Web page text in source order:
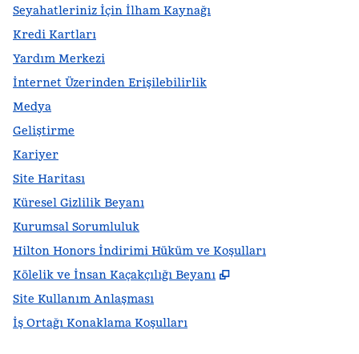
Seyahatleriniz İçin İlham Kaynağı
Kredi Kartları
Yardım Merkezi
İnternet Üzerinden Erişilebilirlik
Medya
Geliştirme
Kariyer
Site Haritası
Küresel Gizlilik Beyanı
Kurumsal Sorumluluk
Hilton Honors İndirimi Hüküm ve Koşulları
Kölelik ve İnsan Kaçakçılığı Beyanı
,
Site Kullanım Anlaşması
İş Ortağı Konaklama Koşulları